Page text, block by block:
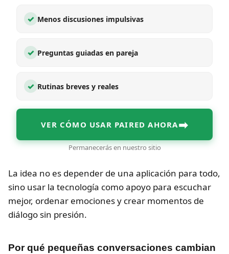
✓ Menos discusiones impulsivas
✓ Preguntas guiadas en pareja
✓ Rutinas breves y reales
VER CÓMO USAR PAIRED AHORA➡
Permanecerás en nuestro sitio
La idea no es depender de una aplicación para todo,
sino usar la tecnología como apoyo para escuchar
mejor, ordenar emociones y crear momentos de
diálogo sin presión.
Por qué pequeñas conversaciones cambian